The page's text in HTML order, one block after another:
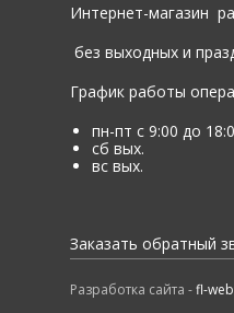
Интернет-магазин
без выходных и
График работы
пн-пт с 9:00 до
сб вых.
вс вых.
Заказать обратный
Разработка сайта -fl-